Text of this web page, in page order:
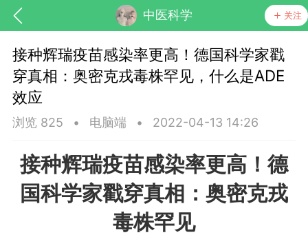
中医科学 关注
，华夏中医人：家门口的中医人！
接种辉瑞疫苗感染率更高！德国科学家戳
穿真相：奥密克戎毒株罕见，什么是ADE
效应
浏览 825 • 电脑端 • 2022-04-13 14:26
接种辉瑞疫苗感染率更高！德
国科学家戳穿真相：奥密克戎
毒株罕见